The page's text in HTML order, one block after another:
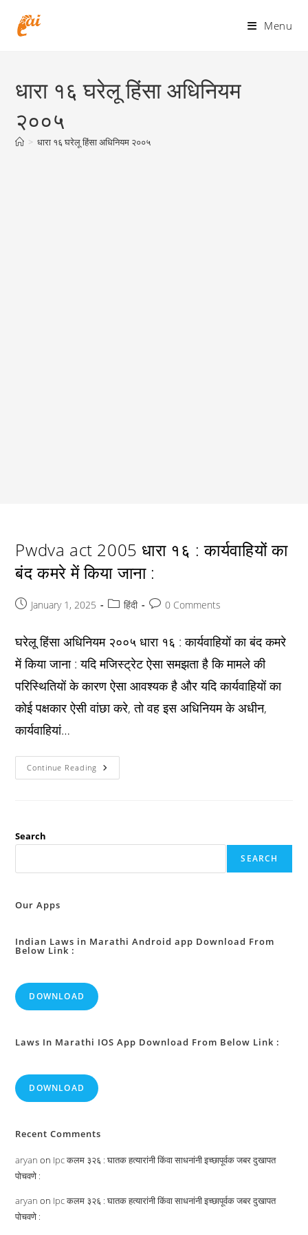
Menu
धारा १६ घरेलू हिंसा अधिनियम
२००५
> धारा १६ घरेलू हिंसा अधिनियम २००५
Pwdva act 2005 धारा १६ : कार्यवाहियों का
बंद कमरे में किया जाना :
PostJanuary 1, 2025
Postहिंदी
Post0 Comments
घरेलू हिंसा अधिनियम २००५ धारा १६ : कार्यवाहियों का बंद कमरे
में किया जाना : यदि मजिस्ट्रेट ऐसा समझता है कि मामले की
परिस्थितियों के कारण ऐसा आवश्यक है और यदि कार्यवाहियों का
कोई पक्षकार ऐसी वांछा करे, तो वह इस अधिनियम के अधीन,
कार्यवाहियां…
Continue Reading Pwdva
Act
बंद
किया
Search
SEARCH
Our Apps
Indian Laws in Marathi Android app Download From
Below Link :
DOWNLOAD
Laws In Marathi IOS App Download From Below Link :
DOWNLOAD
Recent Comments
aryan on Ipc कलम ३२६ : घातक हत्यारांनी किंवा साधनांनी इच्छापूर्वक जबर दुखापत
पोचवणे :
aryan on Ipc कलम ३२६ : घातक हत्यारांनी किंवा साधनांनी इच्छापूर्वक जबर दुखापत
पोचवणे :